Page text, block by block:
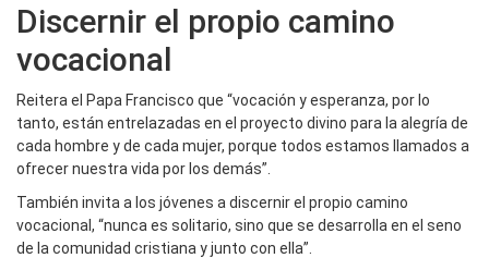
Discernir el propio camino
vocacional
Reitera el Papa Francisco que “vocación y esperanza, por lo
tanto, están entrelazadas en el proyecto divino para la alegría de
cada hombre y de cada mujer, porque todos estamos llamados a
ofrecer nuestra vida por los demás”.
También invita a los jóvenes a discernir el propio camino
vocacional, “nunca es solitario, sino que se desarrolla en el seno
de la comunidad cristiana y junto con ella”.